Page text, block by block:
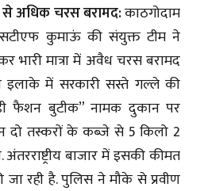
अधिक चरस बरामद:काठगोदाम
कुमाऊं की संयुक्त टीम ने
भारी मात्रा में अवैध चरस बरामद
इलाके में सरकारी सस्ते गल्ले की
फैशन बुटीक” नामक दुकान पर
दो तस्करों के कब्जे से 5 किलो 2
बाजार में इसकी कीमत
रही है. पुलिस ने मौके से प्रवीण